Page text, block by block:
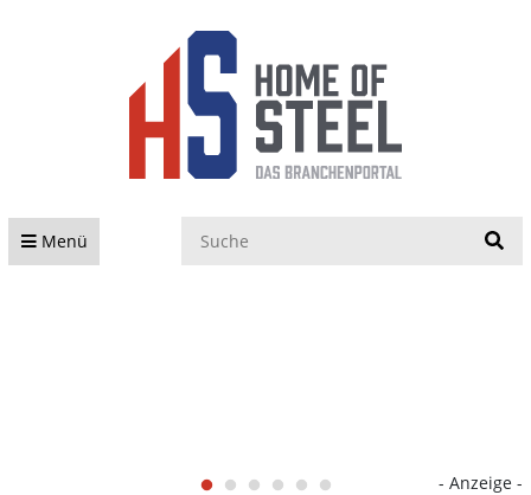
Menü
- Anzeige -